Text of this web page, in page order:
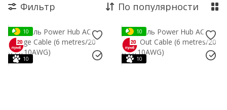
Фильтр По популярности
10
10
10
10